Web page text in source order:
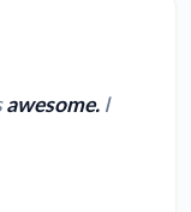
awesome. I